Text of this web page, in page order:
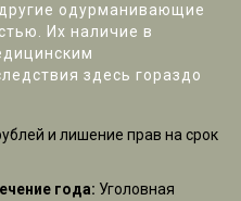
одурманивающие
Их наличие в
здесь гораздо
и лишение прав на срок
года: Уголовная